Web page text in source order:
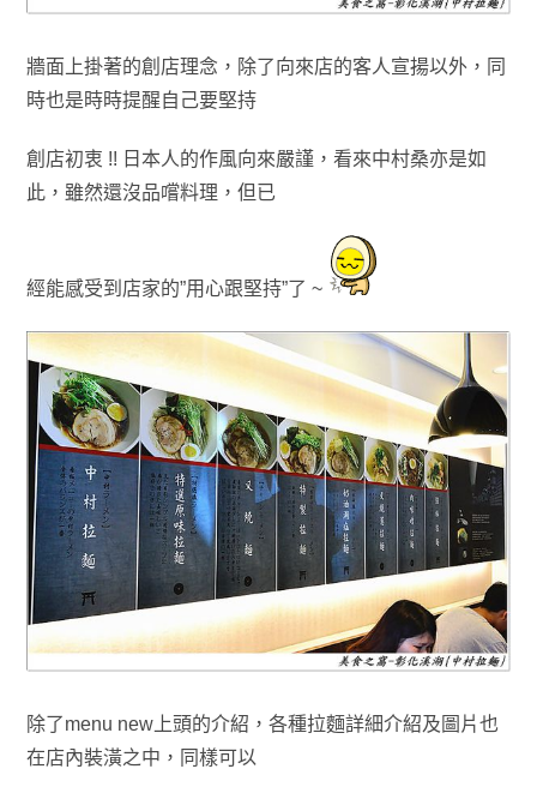
牆面上掛著的創店理念，除了向來店的客人宣揚以外，同
時也是時時提醒自己要堅持
創店初衷 !! 日本人的作風向來嚴謹 ，看來中村桑亦是如
此，雖然還沒品嚐料理 ，但 已
經能感受到店家的”用心跟堅持”了 ~
除了menu new上頭的介紹 ， 各種拉麵詳細介紹及圖片也
在店內裝潢之中 ， 同樣可以